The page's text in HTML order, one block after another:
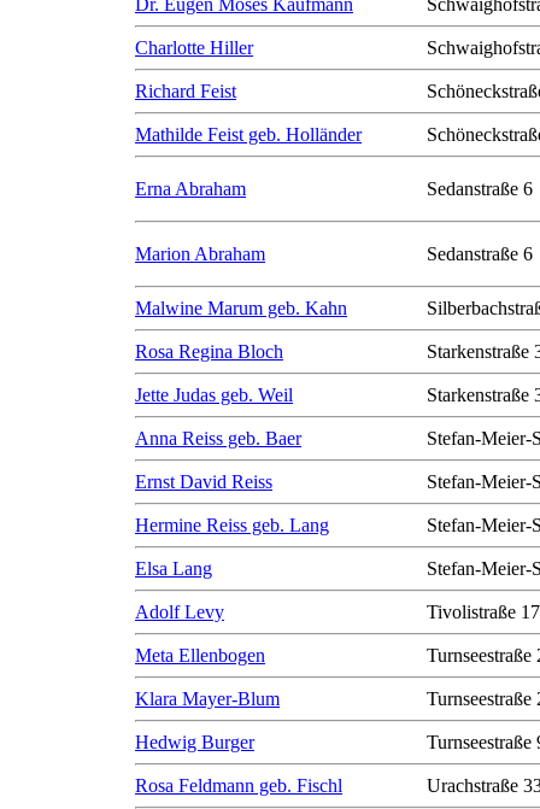
Dr. Eugen Moses Kaufmann
Charlotte Hiller
Richard Feist
Mathilde Feist geb. Holländer
Erna Abraham Sedanstraße 6
Marion Abraham Sedanstraße 6
Malwine Marum geb. Kahn
Rosa Regina Bloch Starkenstraße
Jette Judas geb. Weil Starkenstraße
Anna Reiss geb. Baer Stefan-Meier-
Ernst David Reiss Stefan-Meier-
Hermine Reiss geb. Lang Stefan-Meier-
Elsa Lang Stefan-Meier-
Adolf Levy Tivolistraße 17
Meta Ellenbogen Turnseestraße
Klara Mayer-Blum Turnseestraße
Hedwig Burger Turnseestraße
Rosa Feldmann geb. Fischl Urachstraße